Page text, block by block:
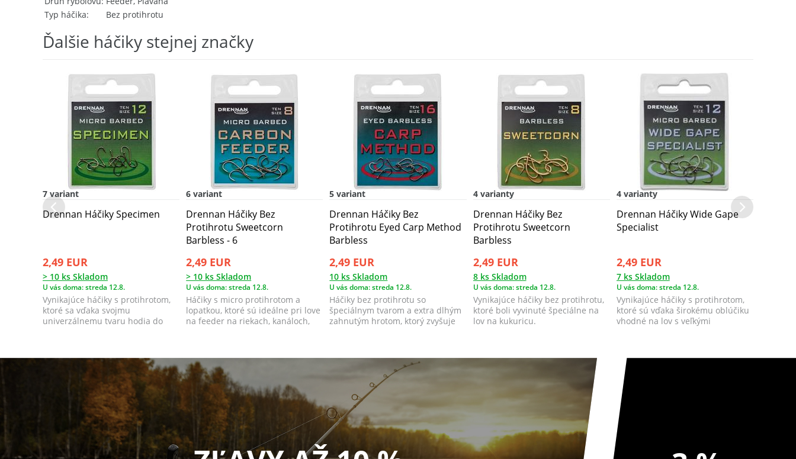
Typ háčika
Bez protihrotu
Ďalšie háčiky stejnej značky
7 variant
Drennan Háčiky Specimen
2,49 EUR
> 10 ks Skladom
U vás doma: streda 12.8.
Vynikajúce háčiky s protihrotom,
ktoré sa vďaka svojmu
univerzálnemu tvaru hodia do
6 variant
Drennan Háčiky Bez
Protihrotu Sweetcorn
Barbless - 6
2,49 EUR
> 10 ks Skladom
U vás doma: streda 12.8.
Háčiky s micro protihrotom a
lopatkou, ktoré sú ideálne pri love
na feeder na riekach, kanáloch,
5 variant
Drennan Háčiky Bez
Protihrotu Eyed Carp Method
Barbless
2,49 EUR
10 ks Skladom
U vás doma: streda 12.8.
Háčiky bez protihrotu so
špeciálnym tvarom a extra dlhým
zahnutým hrotom, ktorý zvyšuje
4 varianty
Drennan Háčiky Bez
Protihrotu Sweetcorn
Barbless
2,49 EUR
8 ks Skladom
U vás doma: streda 12.8.
Vynikajúce háčiky bez protihrotu,
ktoré boli vyvinuté špeciálne na
lov na kukuricu.
4 varianty
Drennan Háčiky Wide Gape
Specialist
2,49 EUR
7 ks Skladom
U vás doma: streda 12.8.
Vynikajúce háčiky s protihrotom,
ktoré sú vďaka širokému oblúčiku
vhodné na lov s veľkými